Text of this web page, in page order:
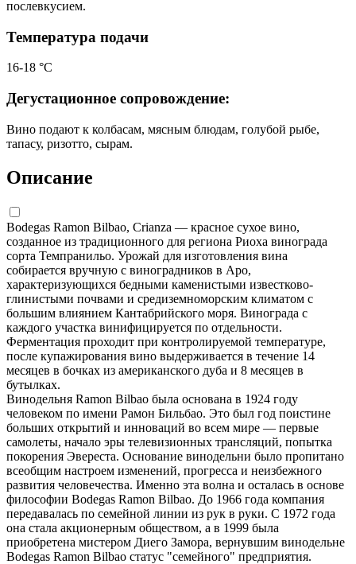
послевкусием.
Температура подачи
16-18 °С
Дегустационное сопровождение:
Вино подают к колбасам, мясным блюдам, голубой рыбе,
тапасу, ризотто, сырам.
Описание
Bodegas Ramon Bilbao, Crianza — красное сухое вино,
созданное из традиционного для региона Риоха винограда
сорта Темпранильо. Урожай для изготовления вина
собирается вручную с виноградников в Аро,
характеризующихся бедными каменистыми известково-
глинистыми почвами и средиземноморским климатом с
большим влиянием Кантабрийского моря. Винограда с
каждого участка винифицируется по отдельности.
Ферментация проходит при контролируемой температуре,
после купажирования вино выдерживается в течение 14
месяцев в бочках из американского дуба и 8 месяцев в
бутылках.
Винодельня Ramon Bilbao была основана в 1924 году
человеком по имени Рамон Бильбао. Это был год поистине
больших открытий и инноваций во всем мире — первые
самолеты, начало эры телевизионных трансляций, попытка
покорения Эвереста. Основание винодельни было пропитано
всеобщим настроем изменений, прогресса и неизбежного
развития человечества. Именно эта волна и осталась в основе
философии Bodegas Ramon Bilbao. До 1966 года компания
передавалась по семейной линии из рук в руки. С 1972 года
она стала акционерным обществом, а в 1999 была
приобретена мистером Диего Замора, вернувшим винодельне
Bodegas Ramon Bilbao статус "семейного" предприятия.